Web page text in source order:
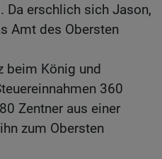
Da erschlich sich Jason,
Amt des Obersten
beim König und
360
Zentner aus einer
zum Obersten